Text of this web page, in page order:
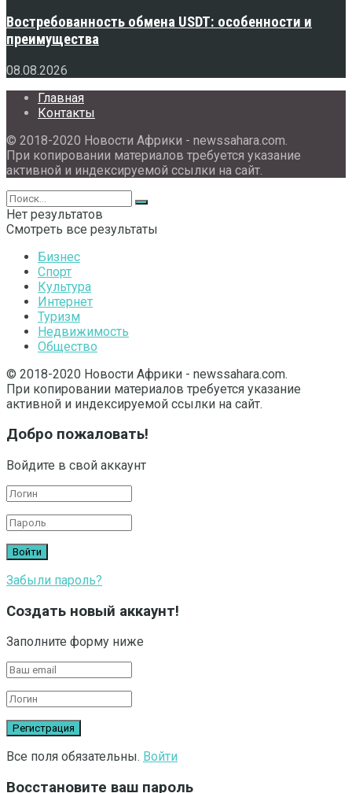
Востребованность обмена USDT: особенности и
преимущества
08.08.2026
Главная
Контакты
© 2018-2020 Новости Африки - newssahara.com.
При копировании материалов требуется указание
активной и индексируемой ссылки на сайт.
Нет результатов
Смотреть все результаты
Бизнес
Спорт
Культура
Интернет
Туризм
Недвижимость
Общество
© 2018-2020 Новости Африки - newssahara.com.
При копировании материалов требуется указание
активной и индексируемой ссылки на сайт.
Добро пожаловать!
Войдите в свой аккаунт
Забыли пароль?
Создать новый аккаунт!
Заполните форму ниже
Все поля обязательны. Войти
Восстановите ваш пароль